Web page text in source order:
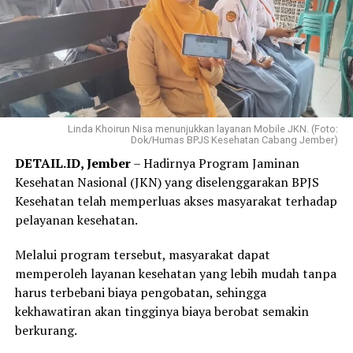
Elok mengaku hanya membutuhkan beberapa langkah
melalui WhatsApp PANDAWA untuk mendaftar
Program REHAB 3.0.
Menurutnya, proses yang sederhana dan tidak
mengharuskannya datang ke kantor BPJS Kesehatan
membuat layanan tersebut lebih praktis dan mudah
diakses.
“Saya langsung mendaftar Program REHAB 3.0 melalui
Aplikasi Mobile JKN dan prosesnya sangat mudah. Saya
skema cicilan yang fleksibel benar-benar menjadi solusi
karena saya bisa mencicil tunggakan sesuai kemampuan.
Saya juga bersyukur pemerintah tetap hadir
memberikan perlindungan kesehatan bagi masyarakat
yang membutuhkan,” katanya.
Linda Khoirun Nisa menunjukkan layanan Mobile JKN. (Foto:
Dok/Humas BPJS Kesehatan Cabang Jember)
DETAIL.ID, Jember– Hadirnya Program Jaminan
Kesehatan Nasional (JKN) yang diselenggarakan BPJS
Kesehatan telah memperluas akses masyarakat terhadap
pelayanan kesehatan.
Melalui program tersebut, masyarakat dapat
memperoleh layanan kesehatan yang lebih mudah tanpa
harus terbebani biaya pengobatan, sehingga
kekhawatiran akan tingginya biaya berobat semakin
berkurang.